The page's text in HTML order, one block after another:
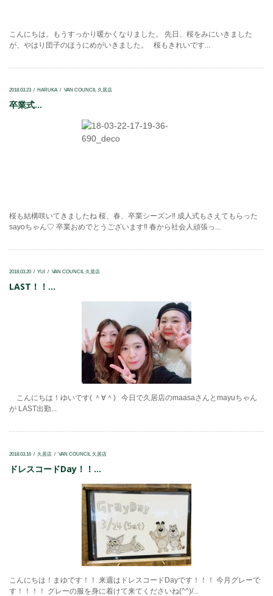
こんにちは。もうすっかり暖かくなりました。 先日、桜をみにいきました
が、やはり団子のほうにめがいきました。 桜もきれいです...
2018.03.23 HARUKA VAN COUNCIL 久居店
卒業式...
桜も結構咲いてきましたね 桜、春、卒業シーズン‼ 成人式もさえてもらった
sayoちゃん♡ 卒業おめでとうございます‼ 春から社会人頑張っ...
2018.03.20 YUI VAN COUNCIL 久居店
LAST！！...
こんにちは！ゆいです( ＾∀＾) 今日で久居店のmaasaさんとmayuちゃん
が LAST出勤...
2018.03.16 久居店 VAN COUNCIL 久居店
ドレスコードDay！！...
こんにちは！まゆです！！ 来週はドレスコードDayです！！！ 今月グレーで
す！！！！ グレーの服を身に着けて来てくださいね(^^)/...